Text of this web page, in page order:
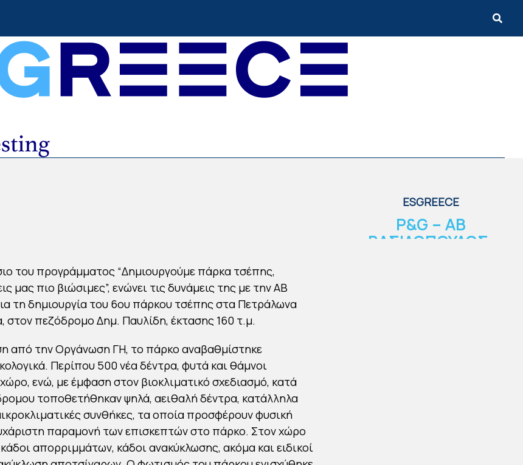
ESGREECE
P&G – ΑΒ
ΒΑΣΙΛΟΠΟΥΛΟΣ:
του προγράμματος “Δημιουργούμε πάρκα τσέπης,
μας πιο βιώσιμες”, ενώνει τις δυνάμεις της με την ΑΒ
τη δημιουργία του 6ου πάρκου τσέπης στα Πετράλωνα
στον πεζόδρομο Δημ. Παυλίδη, έκτασης 160 τ.μ.
από την Οργάνωση ΓΗ, το πάρκο αναβαθμίστηκε
Περίπου 500 νέα δέντρα, φυτά και θάμνοι
ενώ, με έμφαση στον βιοκλιματικό σχεδιασμό, κατά
τοποθετήθηκαν ψηλά, αειθαλή δέντρα, κατάλληλα
συνθήκες, τα οποία προσφέρουν φυσική
παραμονή των επισκεπτών στο πάρκο. Στον χώρο
απορριμμάτων, κάδοι ανακύκλωσης, ακόμα και ειδικοί